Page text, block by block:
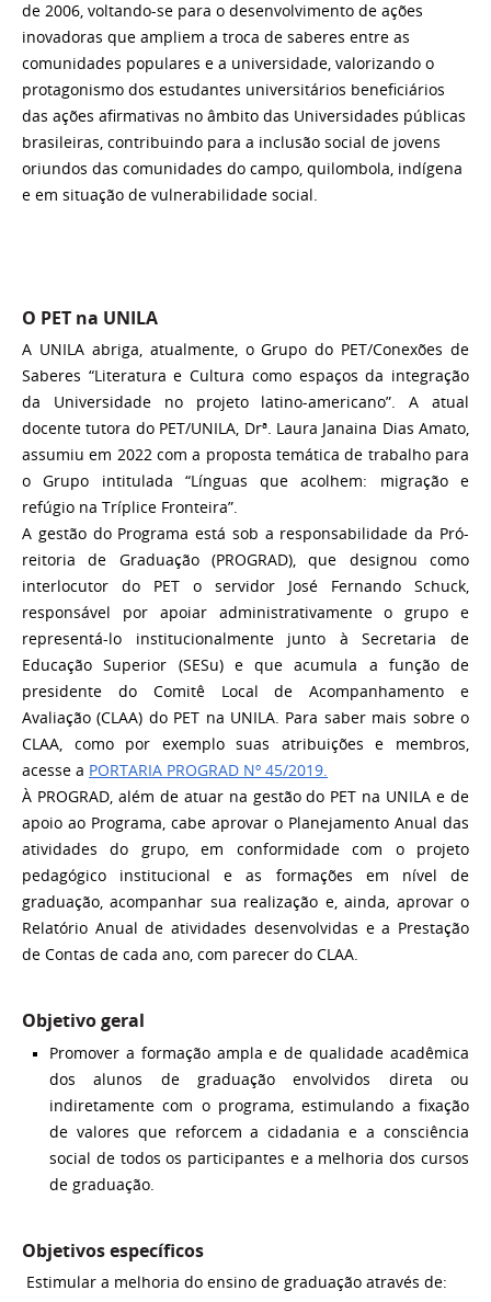
de 2006, voltando-se para o desenvolvimento de ações
inovadoras que ampliem a troca de saberes entre as
comunidades populares e a universidade, valorizando o
protagonismo dos estudantes universitários beneficiários
das ações afirmativas no âmbito das Universidades públicas
brasileiras, contribuindo para a inclusão social de jovens
oriundos das comunidades do campo, quilombola, indígena
e em situação de vulnerabilidade social.
O PET na UNILA
A UNILA abriga, atualmente, o Grupo do PET/Conexões de
Saberes “Literatura e Cultura como espaços da integração
da Universidade no projeto latino-americano”. A atual
docente tutora do PET/UNILA, Drª. Laura Janaina Dias Amato,
assumiu em 2022 com a proposta temática de trabalho para
o Grupo intitulada “Línguas que acolhem: migração e
refúgio na Tríplice Fronteira”.
A gestão do Programa está sob a responsabilidade da Pró-
reitoria de Graduação (PROGRAD), que designou como
interlocutor do PET o servidor José Fernando Schuck,
responsável por apoiar administrativamente o grupo e
representá-lo institucionalmente junto à Secretaria de
Educação Superior (SESu) e que acumula a função de
presidente do Comitê Local de Acompanhamento e
Avaliação (CLAA) do PET na UNILA. Para saber mais sobre o
CLAA, como por exemplo suas atribuições e membros,
acesse a PORTARIA PROGRAD Nº 45/2019.
À PROGRAD, além de atuar na gestão do PET na UNILA e de
apoio ao Programa, cabe aprovar o Planejamento Anual das
atividades do grupo, em conformidade com o projeto
pedagógico institucional e as formações em nível de
graduação, acompanhar sua realização e, ainda, aprovar o
Relatório Anual de atividades desenvolvidas e a Prestação
de Contas de cada ano, com parecer do CLAA.
Objetivo geral
Promover a formação ampla e de qualidade acadêmica
dos alunos de graduação envolvidos direta ou
indiretamente com o programa, estimulando a fixação
de valores que reforcem a cidadania e a consciência
social de todos os participantes e a melhoria dos cursos
de graduação.
Objetivos específicos
Estimular a melhoria do ensino de graduação através de: